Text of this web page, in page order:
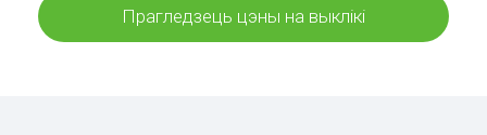
Прагледзець цэны на выклікі